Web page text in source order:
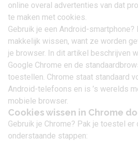
online overal advertenties van dat
te maken met cookies.
Gebruik je een Android-smartphone?
makkelijk wissen, want ze worden
je browser. In dit artikel beschrijven
Google Chrome en de
toestellen. Chrome staat standaard
Android-telefoons en is ’s werelds
mobiele browser.
Cookies wissen in Chrome
Gebruik je Chrome? Pak je toestel er
onderstaande stappen: